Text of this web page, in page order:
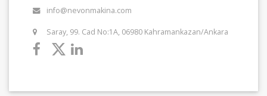
info@nevonmakina.com
Saray, 99. Cad No:1A, 06980 Kahramankazan/Ankara